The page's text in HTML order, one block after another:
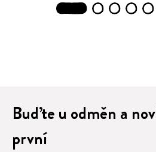
2 3 4 5
Buďte u odměn a
první